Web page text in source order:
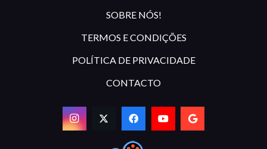
SOBRE NÓS!
TERMOS E CONDIÇÕES
POLÍTICA DE PRIVACIDADE
CONTACTO